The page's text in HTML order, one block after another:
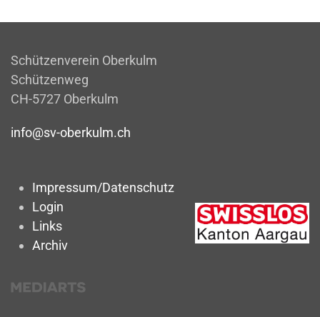
Schützenverein Oberkulm
Schützenweg
CH-5727 Oberkulm
info@sv-oberkulm.ch
Impressum/Datenschutz
Login
Links
Archiv